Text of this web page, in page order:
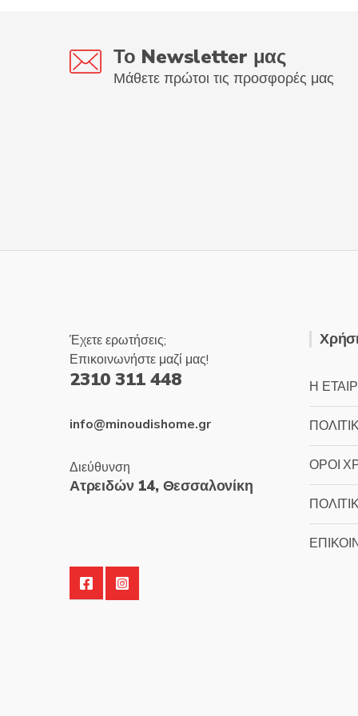
Το Newsletter μας
Μάθετε πρώτοι τις προσφορές μας
Έχετε ερωτήσεις;
Επικοινωνήστε μαζί μας!
2310 311 448
info@minoudishome.gr
Διεύθυνση
Ατρειδών 14, Θεσσαλονίκη
Η
ΟΡΟΙ